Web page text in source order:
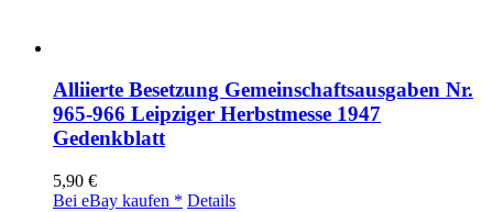
Alliierte Besetzung Gemeinschaftsausgaben Nr.
965-966 Leipziger Herbstmesse 1947
Gedenkblatt
5,90 €
Bei eBay kaufen * Details